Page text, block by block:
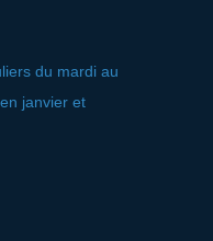
du mardi au
janvier et